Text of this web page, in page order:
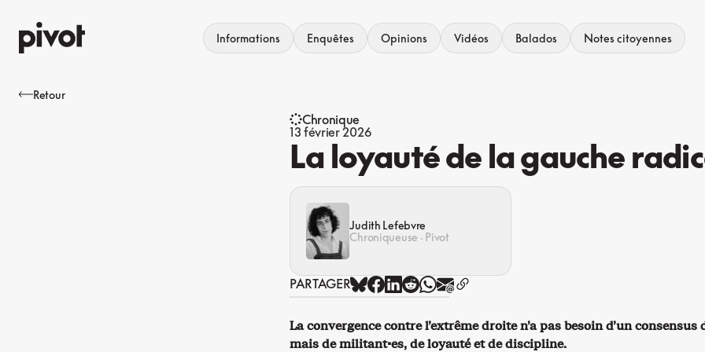
au
contenu
Informations Enquêtes Opinions Vidéos Balados Notes citoyennes
Retour
Chronique
13 février 2026
La loyauté de la gauche
Judith Lefebvre
Chroniqueuse · Pivot
PARTAGER
La convergence contre l’extrême droite n’a pas besoin d’un consensus
mais de militant·es, de loyauté et de discipline.